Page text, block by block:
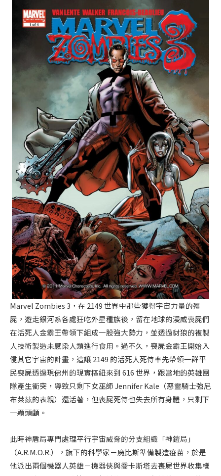
Marvel Zombies 3，在 2149 世界中那些獲得宇宙力量的殭
屍，遊走銀河系各處狂吃外星種族後，留在地球的漫威喪屍們
在活死人金霸王帶領下組成一股強大勢力，並透過豺狼的複製
人技術製造未感染人類進行食用。過不久，喪屍金霸王開始入
侵其它宇宙的計畫，這讓 2149 的活死人死侍率先帶領一群平
民喪屍透過現佛州的現實樞紐來到 616 世界，跟當地的英雄團
隊產生衝突，導致只剩下女巫師Jennifer Kale（惡靈騎士強尼
布萊茲的表親）還活著，但喪屍死侍也失去所有身體，只剩下
一顆頭顱。
此時神盾局專門處理平行宇宙威脅的分支組織「神鎧局」
（A.R.M.O.R.），旗下的科學家－魔比斯準備製造疫苗，於是
他派出兩個機器人英雄－機器俠與喬卡斯塔去喪屍世界收集樣